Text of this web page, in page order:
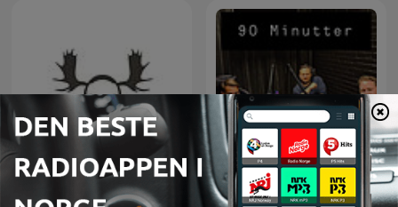
Jegerpodden 90 Minutter